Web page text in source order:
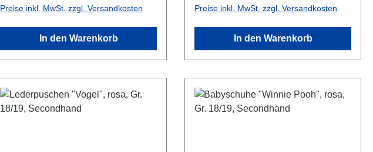
Preise inkl. MwSt. zzgl. Versandkosten
In den Warenkorb
Preise inkl. MwSt. zzgl. Versandkosten
In den Warenkorb